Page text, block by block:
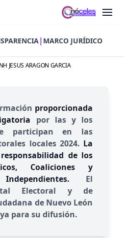
| MARCO JURÍDICO
JESUS ARAGON GARCIA
proporcionada
por las y los
participan en las
locales 2024. La
de los
Coaliciones y
Independientes. El
Electoral y de
de Nuevo León
para su difusión.